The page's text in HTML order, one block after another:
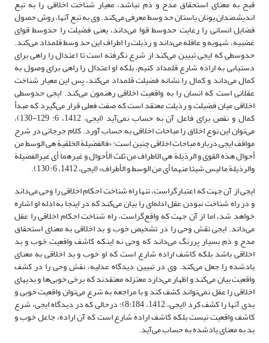
قبح به معنای استحقاق مدح و ذم نباشد، معیار شناخت اخلاقی را به تبع
اندیشمندان یونان باستان حد وسط معرفی می‌کند. وی به تبع آنها، روش حصول
فضایل انسانی را رعایت حدوسط قوا می‌داند، یعنی فضیلت را حدوسط قوای
غضبیه، شهویه و عاقله می‌داند و رذیلت را اطراف این حد وسط قلمداد می‌کند.
حدوسطی که ایجی تبیین می‌کند از شرع نگرفته است تا اعتدال را راهی برای
دستیابی به اراده شارع قلمداد کنیم، بلکه او اعتدال را راهی برای وصول به
کمال می‌داند و کمال را نشانه فضیلت قلمداد می‌کند، پس این معیار شناخت
عقلانی است که انسان را به واقعیت اخلاقی رهنمون می‌کند. ایجی حدوسطی
اخلاقی میان فضیلت و رذیلت معتقد است که صفت فعلی قرار می‌گیرد که مبدأ
کمال و نقص برای فاعل آن به حساب نمی‌آید (ایجی، 1412، 6: 129-130)،
می‌توان این نوع اخلاق را مباحات اخلاقی به حساب آورد. کلام جرجانی در شرح
مواقف ایجی درباره مباحات اخلاقی چنین است: «فالفضیلة الخلقیة هی الوسط من
أحوال هذه القوی و الرذیلة هی الاطراف من ثلث الأحوال و غیرهما أی غیرالفضیلة
والرذیلة ما لیس شیئا منهما أی من الوسط و الأطراف» (ایجی، 1412، 6: 130).
ایجی از آن جهت که اعتبارگراست، تنها راه شناخت احکام اخلاقی را وحی می‌داند
و در راه شناخت نبودن عقل ادله‌ای را بیان می‌کند که در اینجا به ادله او اشاره
خواهد شد، اما از آن جهت که واقع‌گراست، راه شناخت احکام اخلاقی را عقل
می‌داند. ایجی نقش وحی را در تشخیص خوب و بد اخلاقی به معنای استحقاق
مدح و ذم بسیار پررنگ می‌داند که وحی نه اینکه کاشف واقعیت خوب و بد
اخلاقی باشد بلکه کاشف اراده شارع است که او خوب و بد اخلاقی به معنای
یادشده را جعل می‌کند. وی در تبیین دیدگاه عدلیه، نقش وحی را در کشف
واقعیت بیان می‌کند و اظهار می‌دارد معتزله معتقدند که برخی خوبی‌ها و بدیهای
اخلاقی را عقل نمی‌تواند کشف کند و با مراجعه به شرع می‌توان واقعیت خوبی و
بدی آنها را کشف کرد (ایجی، 1412، 8:184)؛ درحالی که در دیدگاه ایجی، شرع
کاشف واقعیت نیست بلکه کاشف اراده شارع است که آن اراده، جاعل خوب و
بد به معنای یادشده به حساب می‌آید.